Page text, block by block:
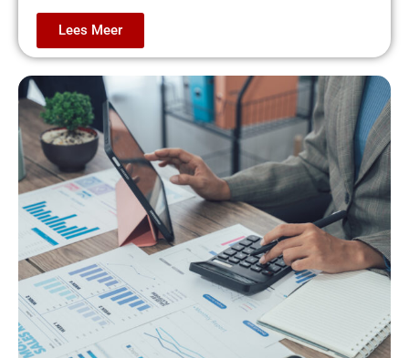
Lees Meer